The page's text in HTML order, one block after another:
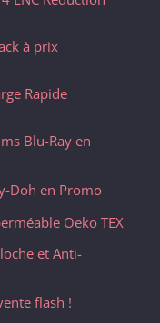
à prix
Rapide
Blu-Ray en
Doh en Promo
Oeko TEX
et Anti-
flash !